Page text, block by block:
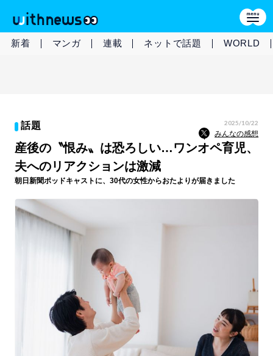
新着 マンガ 連載 ネットで話題 WORLD
話題 2025/10/22
みんなの感想
産後の〝恨み〟は恐ろしい…ワンオペ育児、
夫へのリアクションは激減
朝日新聞ポッドキャストに、30代の女性からおたよりが届きました